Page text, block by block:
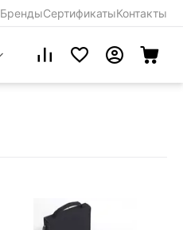
БрендыСертификатыКонтакты